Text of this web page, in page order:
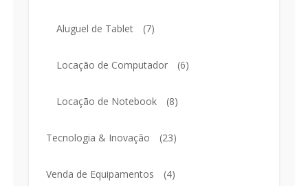
Aluguel de Tablet (7)
Locação de Computador (6)
Locação de Notebook (8)
Tecnologia & Inovação (23)
Venda de Equipamentos (4)